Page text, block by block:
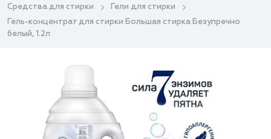
Средства для стирки
Гели для стирки
Гель-концентрат для стирки Большая стирка Безупречно
белый, 1.2л